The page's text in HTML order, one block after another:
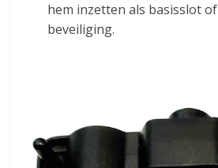
hem inzetten als basisslot
beveiliging.